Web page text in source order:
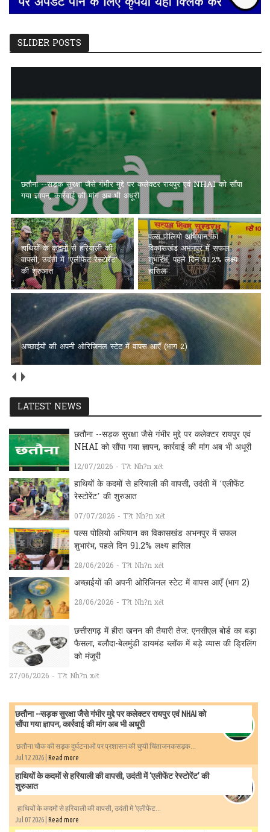
SLIDER POSTS
छतौना --सड़क सुरक्षा जैसे गंभीर मुद्दे पर कलेक्टर रायपुर एवं NHAI को सौंपा
गया ज्ञापन, कार्रवाई की मांग अब भी अधूरी
हाथियों के कदमों से हरियाली की
वापसी, उदंती में ‘एलीफेंट रेस्टोरेंट’
की शुरुआत
पल्स पोलियो अभियान का
विकासखंड अभनपुर में सफल
शुभारंभ, पहले दिन 91.2% लक्ष्य
हासिल
अच्छाईयों की अपनी ओरिजिनल स्टेट में वापस आएँ (भाग 2)
LATEST NEWS
छतौना --सड़क सुरक्षा जैसे गंभीर मुद्दे पर कलेक्टर रायपुर एवं
NHAI को सौंपा गया ज्ञापन, कार्रवाई की मांग अब भी अधूरी
12/07/2026 - T?t Nh?n xét
हाथियों के कदमों से हरियाली की वापसी, उदंती में ‘एलीफेंट
रेस्टोरेंट’ की शुरुआत
07/07/2026 - T?t Nh?n xét
पल्स पोलियो अभियान का विकासखंड अभनपुर में सफल
शुभारंभ, पहले दिन 91.2% लक्ष्य हासिल
28/06/2026 - T?t Nh?n xét
अच्छाईयों की अपनी ओरिजिनल स्टेट में वापस आएँ (भाग 2)
28/06/2026 - T?t Nh?n xét
छत्तीसगढ़ में हीरा खनन की तैयारी तेज: एनसीएल बोर्ड का बड़ा
फैसला, बलौदा-बेलमुंडी डायमंड ब्लॉक में बड़े व्यास की ड्रिलिंग
को मंजूरी
27/06/2026 - T?t Nh?n xét
छतौना --सड़क सुरक्षा जैसे गंभीर मुद्दे पर कलेक्टर रायपुर एवं NHAI को
सौंपा गया ज्ञापन, कार्रवाई की मांग अब भी अधूरी
छतौना चौक की सड़क दुर्घटनाओं पर प्रशासन की चुप्पी चिंताजनकसड़क...
Jul 12 2026 | Read more
हाथियों के कदमों से हरियाली की वापसी, उदंती में ‘एलीफेंट रेस्टोरेंट’ की
शुरुआत
हाथियों के कदमों से हरियाली की वापसी, उदंती में ‘एलीफेंट...
Jul 07 2026 | Read more